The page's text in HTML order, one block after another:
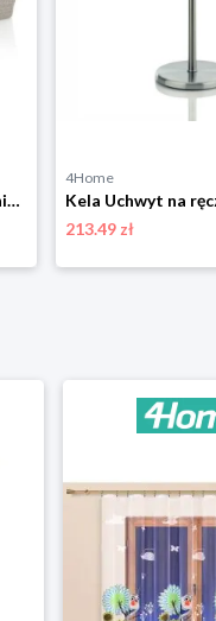
Kela Kosz do przechowywania Alvaro, szary KELA
4Home
213.49 zł